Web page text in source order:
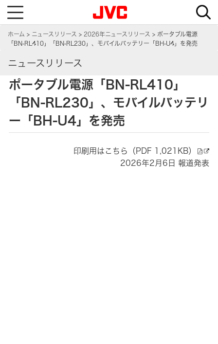
T
l
e
v
g
a
t
i
o
ホーム ニュースリリース 2026年ニュースリリース
ポータブル電源
「BN-RL410」「BN-RL230」、モバイルバッテリー「BH-U4」を発売
ニュースリリース
ポータブル電源「BN-RL410」
「BN-RL230」、モバイルバッテリ
ー「BH-U4」を発売
印刷用はこちら（PDF 1,021KB）
2026年2月6日 報道発表